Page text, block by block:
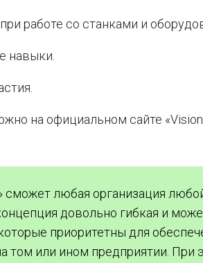
работе со станками и
навыки.
на официальном сайте
сможет любая организация
довольно гибкая и
приоритетны для
том или ином предприятии. При